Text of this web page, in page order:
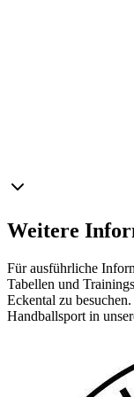
Weitere
Für ausführliche
Tabellen und
Eckental zu
Handballsport in